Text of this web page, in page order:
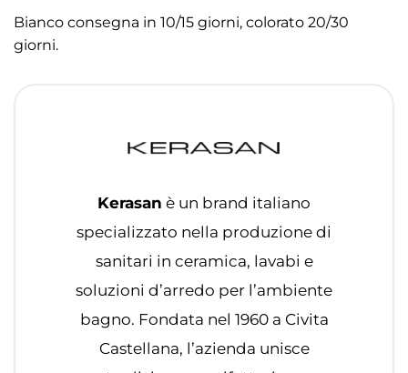
Bianco consegna in 10/15 giorni, colorato 20/30
giorni.
Kerasan è un brand italiano
specializzato nella produzione di
sanitari in ceramica, lavabi e
soluzioni d’arredo per l’ambiente
bagno. Fondata nel 1960 a Civita
Castellana, l’azienda unisce